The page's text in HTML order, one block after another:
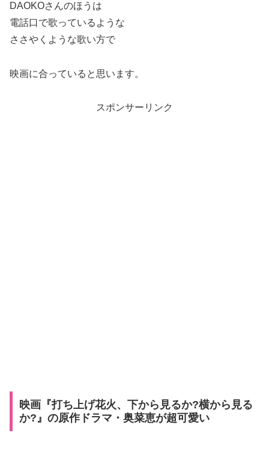
DAOKOさんのほうは
電話口で歌っているような
ささやくような歌い方で
映画に合っていると思います。
スポンサーリンク
映画『打ち上げ花火、下から見るか?横から見る
か?』の原作ドラマ・奥菜恵が超可愛い